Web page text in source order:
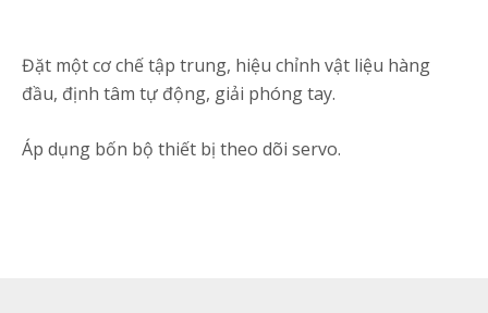
Đặt một cơ chế tập trung, hiệu chỉnh vật liệu hàng
đầu, định tâm tự động, giải phóng tay.
Áp dụng bốn bộ thiết bị theo dõi servo.